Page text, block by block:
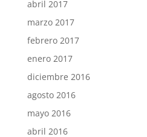
abril 2017
marzo 2017
febrero 2017
enero 2017
diciembre 2016
agosto 2016
mayo 2016
abril 2016